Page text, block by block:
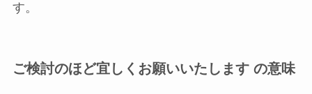
す。
ご検討のほど宜しくお願いいたします の意味